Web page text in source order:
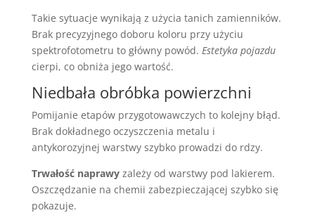
Takie sytuacje wynikają z użycia tanich zamienników.
Brak precyzyjnego doboru koloru przy użyciu
spektrofotometru to główny powód. Estetyka pojazdu
cierpi, co obniża jego wartość.
Niedbała obróbka powierzchni
Pomijanie etapów przygotowawczych to kolejny błąd.
Brak dokładnego oczyszczenia metalu i
antykorozyjnej warstwy szybko prowadzi do rdzy.
Trwałość naprawyzależy od warstwy pod lakierem.
Oszczędzanie na chemii zabezpieczającej szybko się
pokazuje.